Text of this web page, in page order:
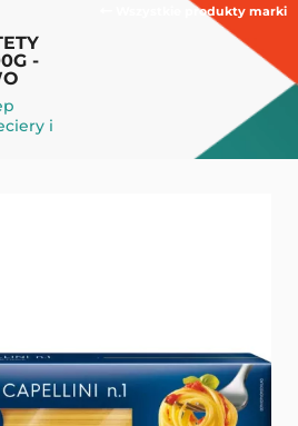
-
i
Wszystkie produkty marki